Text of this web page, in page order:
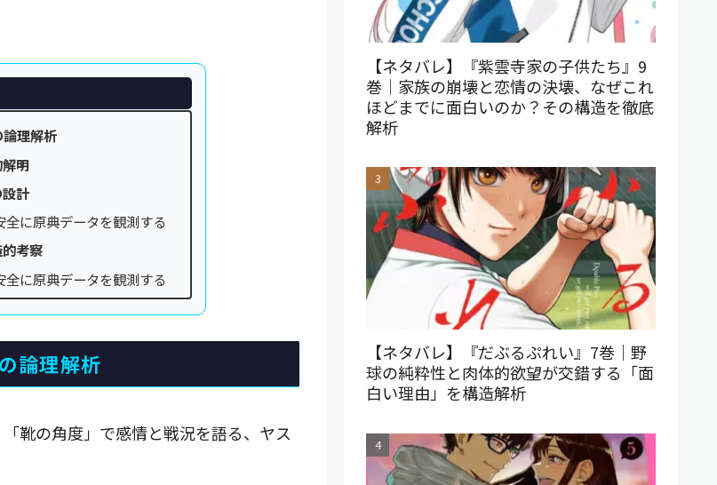
論理解析
明
計
に原典データを観測する
考察
に原典データを観測する
論理解析
「靴の角度」で感情と戦況を語る、ヤス
【ネタバレ】『紫雲寺家の子供たち』9
巻｜家族の崩壊と恋情の決壊、なぜこれ
ほどまでに面白いのか？その構造を徹底
解析
【ネタバレ】『だぶるぷれい』7巻｜野
球の純粋性と肉体的欲望が交錯する「面
白い理由」を構造解析